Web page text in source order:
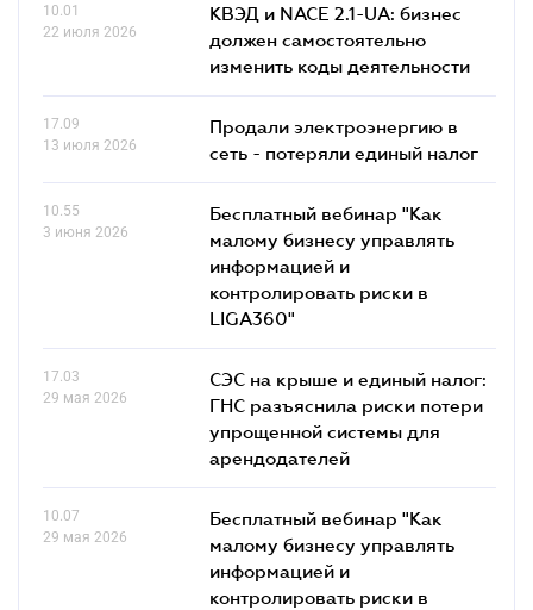
10.01
22 июля 2026
КВЭД и NACE 2.1-UA: бизнес
должен самостоятельно
изменить коды деятельности
17.09
13 июля 2026
Продали электроэнергию в
сеть - потеряли единый налог
10.55
3 июня 2026
Бесплатный вебинар "Как
малому бизнесу управлять
информацией и
контролировать риски в
LIGA360"
17.03
29 мая 2026
СЭС на крыше и единый налог:
ГНС разъяснила риски потери
упрощенной системы для
арендодателей
10.07
29 мая 2026
Бесплатный вебинар "Как
малому бизнесу управлять
информацией и
контролировать риски в